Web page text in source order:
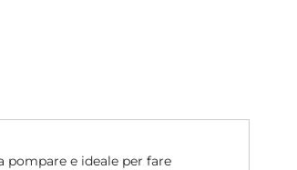
pompare e ideale per fare